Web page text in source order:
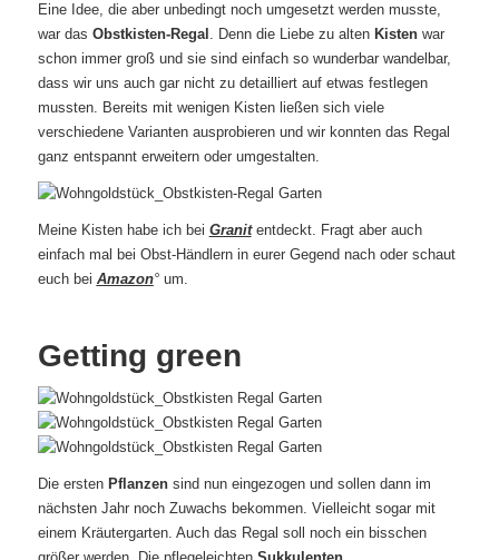
Eine Idee, die aber unbedingt noch umgesetzt werden musste,
war das Obstkisten-Regal . Denn die Liebe zu alten Kistenwar
schon immer groß und sie sind einfach so wunderbar wandelbar,
dass wir uns auch gar nicht zu detailliert auf etwas festlegen
mussten. Bereits mit wenigen Kisten ließen sich viele
verschiedene Varianten ausprobieren und wir konnten das Regal
ganz entspannt erweitern oder umgestalten.
Meine Kisten habe ich bei Granitentdeckt. Fragt aber auch
einfach mal bei Obst-Händlern in eurer Gegend nach oder schaut
euch bei Amazon°um.
Getting green
Die ersten Pflanzensind nun eingezogen und sollen dann im
nächsten Jahr noch Zuwachs bekommen. Vielleicht sogar mit
einem Kräutergarten. Auch das Regal soll noch ein bisschen